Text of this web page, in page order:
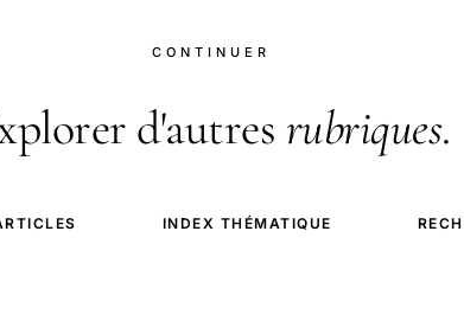
CONTINUER
d'autres rubriques.
INDEX THÉMATIQUE